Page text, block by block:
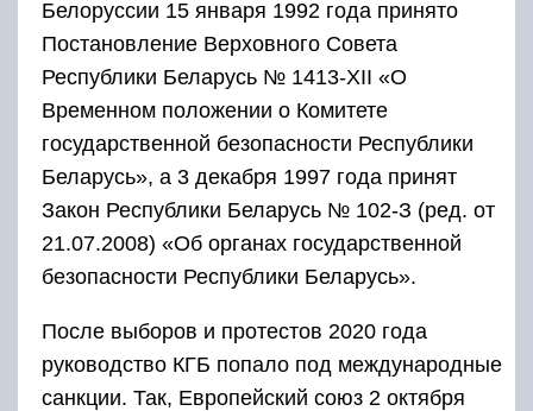
Белоруссии 15 января 1992 года принято
Постановление Верховного Совета
Республики Беларусь № 1413-XII «О
Временном положении о Комитете
государственной безопасности Республики
Беларусь», а 3 декабря 1997 года принят
Закон Республики Беларусь № 102-З (ред. от
21.07.2008) «Об органах государственной
безопасности Республики Беларусь».
После выборов и протестов 2020 года
руководство КГБ попало под международные
санкции. Так, Европейский союз 2 октября